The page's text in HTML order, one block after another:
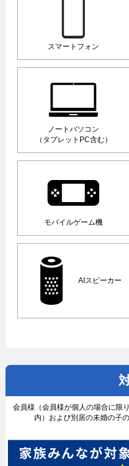
スマートフォン
ノートパソコン
（タブレットPC含む）
モバイルゲーム機
AIスピーカー
会員様（会員様が個人の場合に限
内）および別居の未婚の子